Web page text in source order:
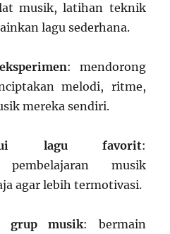
musik, latihan teknik
lagu sederhana.
: mendorong
melodi, ritme,
mereka sendiri.
lagu favorit:
pembelajaran musik
agar lebih termotivasi.
grup musik: bermain